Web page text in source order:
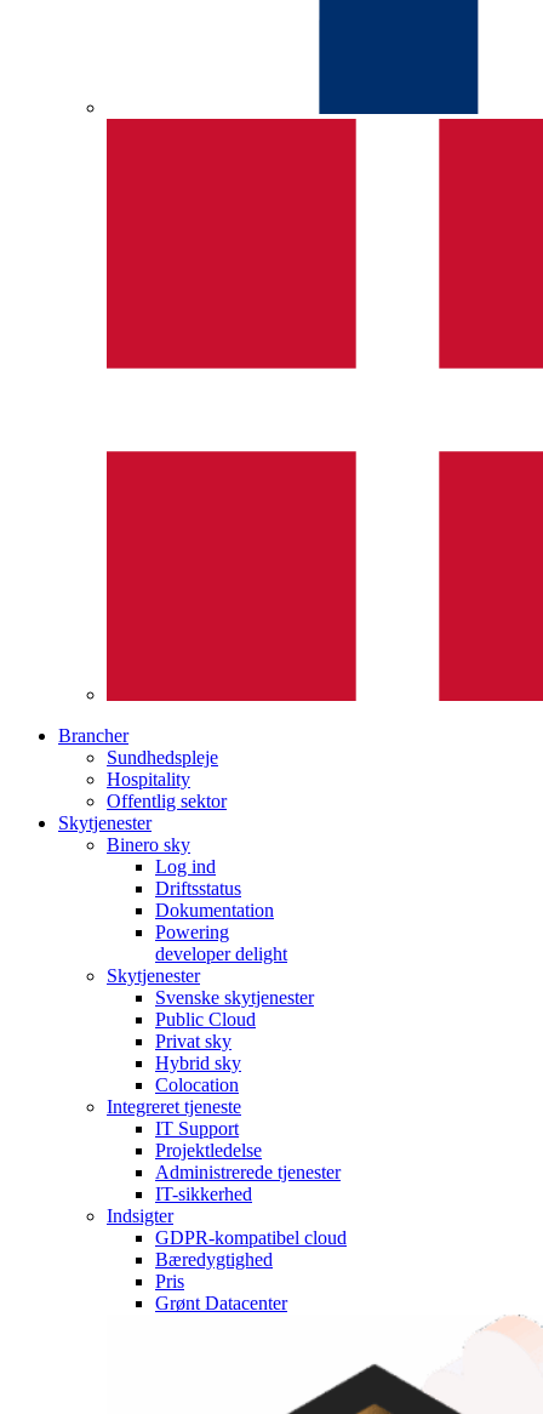
Brancher
Sundhedspleje
Hospitality
Offentlig sektor
Skytjenester
Binero sky
Log ind
Driftsstatus
Dokumentation
Powering
developer delight
Skytjenester
Svenske skytjenester
Public Cloud
Privat sky
Hybrid sky
Colocation
Integreret tjeneste
IT Support
Projektledelse
Administrerede tjenester
IT-sikkerhed
Indsigter
GDPR-kompatibel cloud
Bæredygtighed
Pris
Grønt Datacenter